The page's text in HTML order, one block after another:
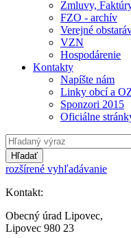
Zmluvy,
FZO - archív
Verejné
VZN
Hospodárenie
Kontakty
Napíšte nám
Linky obcí a
Sponzori 2015
Oficiálne
Hľadať
rozšírené vyhľadávanie
Kontakt:
Obecný úrad Lipovec,
Lipovec 980 23